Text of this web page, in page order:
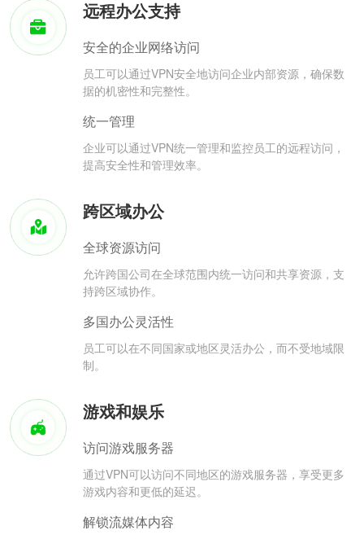
远程办公支持
安全的企业网络访问
员工可以通过VPN安全地访问企业内部资源，确保数
据的机密性和完整性。
统一管理
企业可以通过VPN统一管理和监控员工的远程访问，
提高安全性和管理效率。
跨区域办公
全球资源访问
允许跨国公司在全球范围内统一访问和共享资源，支
持跨区域协作。
多国办公灵活性
员工可以在不同国家或地区灵活办公，而不受地域限
制。
游戏和娱乐
访问游戏服务器
通过VPN可以访问不同地区的游戏服务器，享受更多
游戏内容和更低的延迟。
解锁流媒体内容